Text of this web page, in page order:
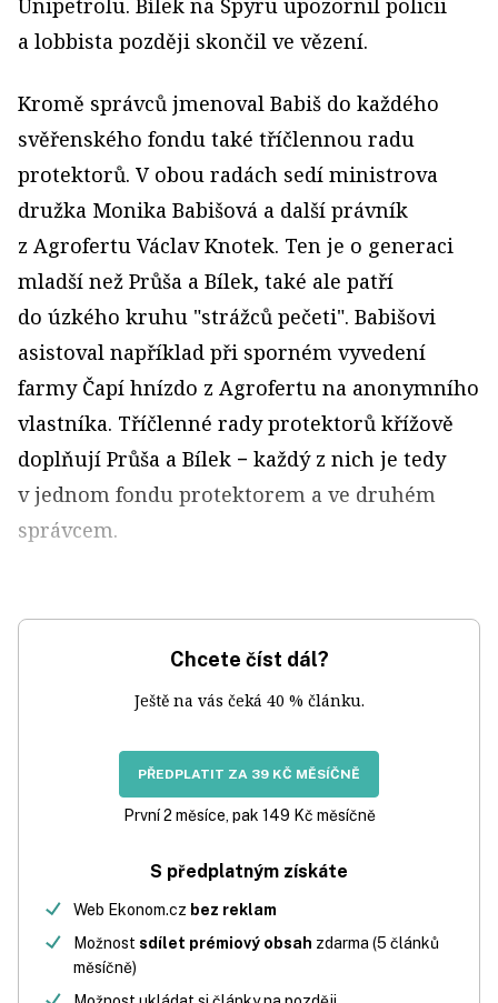
a lobbista později skončil ve vězení.
Kromě správců jmenoval Babiš do každého
svěřenského fondu také tříčlennou radu
protektorů. V obou radách sedí ministrova
družka Monika Babišová a další právník
z Agrofertu Václav Knotek. Ten je o generaci
mladší než Průša a Bílek, také ale patří
do úzkého kruhu "strážců pečeti". Babišovi
asistoval například při sporném vyvedení
farmy Čapí hnízdo z Agrofertu na anonymního
vlastníka. Tříčlenné rady protektorů křížově
doplňují Průša a Bílek − každý z nich je tedy
v jednom fondu protektorem a ve druhém
správcem.
Chcete číst dál?
Ještě na vás čeká 40 % článku.
PŘEDPLATIT ZA 39 KČ MĚSÍČNĚ
První 2 měsíce, pak 149 Kč měsíčně
S předplatným získáte
Web Ekonom.cz bez reklam
Možnost sdílet prémiový obsah zdarma (5 článků
měsíčně)